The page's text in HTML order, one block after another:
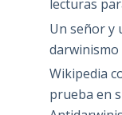
lecturas
Un señor y
darwinismo
Wikipedia
prueba en